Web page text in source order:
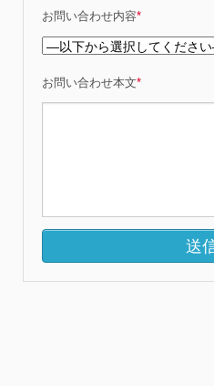
お問い合わせ内容*
お問い合わせ本文*